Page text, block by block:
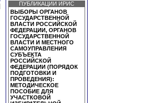
ПУБЛИКАЦИИ ИРИС
ВЫБОРЫ ОРГАНОВ
ГОСУДАРСТВЕННОЙ
ВЛАСТИ РОССИЙСКОЙ
ФЕДЕРАЦИИ, ОРГАНОВ
ГОСУДАРСТВЕННОЙ
ВЛАСТИ И МЕСТНОГО
САМОУПРАВЛЕНИЯ
СУБЪЕКТА
РОССИЙСКОЙ
ФЕДЕРАЦИИ (ПОРЯДОК
ПОДГОТОВКИ И
ПРОВЕДЕНИЯ):
МЕТОДИЧЕСКОЕ
ПОСОБИЕ ДЛЯ
УЧАСТКОВОЙ